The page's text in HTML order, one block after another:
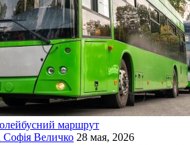
маршрут
Софія Величко 28 мая, 2026